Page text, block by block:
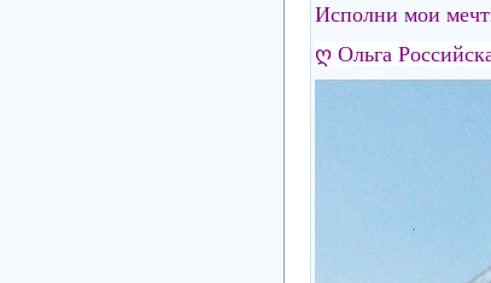
Исполни мои
ღ Ольга